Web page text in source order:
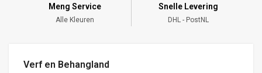
Meng Service
Alle Kleuren
Snelle Levering
DHL - PostNL
Verf en Behangland